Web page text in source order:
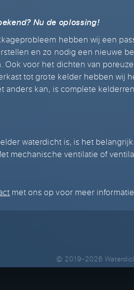
Nu de oplossing!
hebben wij een
en zo nodig een nieuwe
Ook voor het dichten van
tot grote kelder hebben wij
anders kan, is complete
waterdicht is, is het
mechanische ventilatie of
met ons op voor meer
© 2019-2026